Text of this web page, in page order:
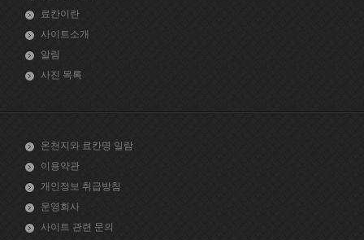
료칸이란
사이트소개
알림
사진 목록
온천지와 료칸명 일람
이용약관
개인정보 취급방침
운영회사
사이트 관련 문의